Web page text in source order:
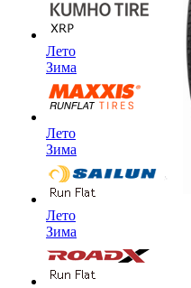
Лето
Зима
Лето
Зима
Лето
Зима